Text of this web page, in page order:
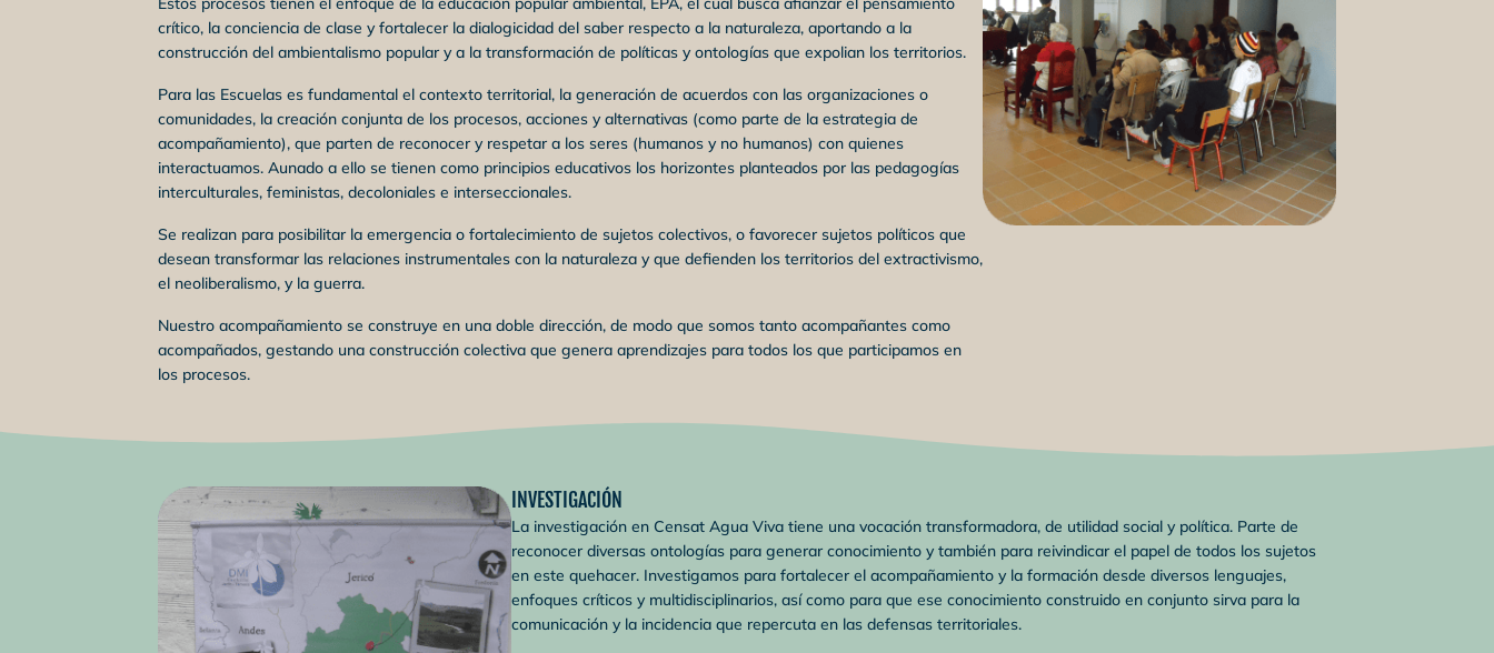
crítico, la conciencia de clase y fortalecer la dialogicidad del saber respecto a la naturaleza, aportando a la
construcción del ambientalismo popular y a la transformación de políticas y ontologías que expolian los territorios.
Para las Escuelas es fundamental el contexto territorial, la generación de acuerdos con las organizaciones o
comunidades, la creación conjunta de los procesos, acciones y alternativas (como parte de la estrategia de
acompañamiento), que parten de reconocer y respetar a los seres (humanos y no humanos) con quienes
interactuamos. Aunado a ello se tienen como principios educativos los horizontes planteados por las pedagogías
interculturales, feministas, decoloniales e interseccionales.
Se realizan para posibilitar la emergencia o fortalecimiento de sujetos colectivos, o favorecer sujetos políticos que
desean transformar las relaciones instrumentales con la naturaleza y que defienden los territorios del extractivismo,
el neoliberalismo, y la guerra.
Nuestro acompañamiento se construye en una doble dirección, de modo que somos tanto acompañantes como
acompañados, gestando una construcción colectiva que genera aprendizajes para todos los que participamos en
los procesos.
INVESTIGACIÓN
La investigación en Censat Agua Viva tiene una vocación transformadora, de utilidad social y política. Parte de
reconocer diversas ontologías para generar conocimiento y también para reivindicar el papel de todos los sujetos
en este quehacer. Investigamos para fortalecer el acompañamiento y la formación desde diversos lenguajes,
enfoques críticos y multidisciplinarios, así como para que ese conocimiento construido en conjunto sirva para la
comunicación y la incidencia que repercuta en las defensas territoriales.